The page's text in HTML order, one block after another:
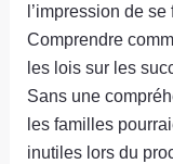
l’impression de
Comprendre
les lois sur les
Sans une
les familles
inutiles lors du